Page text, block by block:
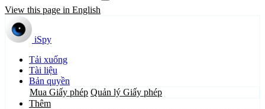
View this page in English
iSpy
Tải xuống
Tài liệu
Bản quyền
Mua Giấy phép Quản lý Giấy phép
Thêm